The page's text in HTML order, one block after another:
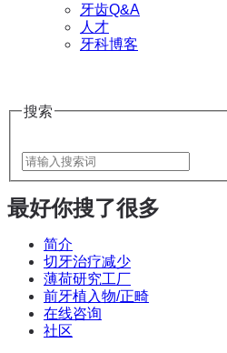
牙齿Q&A
人才
牙科博客
搜索
最好你搜了很多
简介
切牙治疗减少
薄荷研究工厂
前牙植入物/正畸
在线咨询
社区